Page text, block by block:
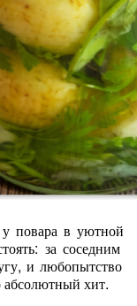
уповарав уютной
засоседним
и любопытство
абсолютный хит.